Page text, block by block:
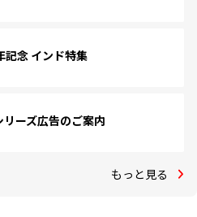
記念 インド特集
リーズ広告のご案内
もっと見る